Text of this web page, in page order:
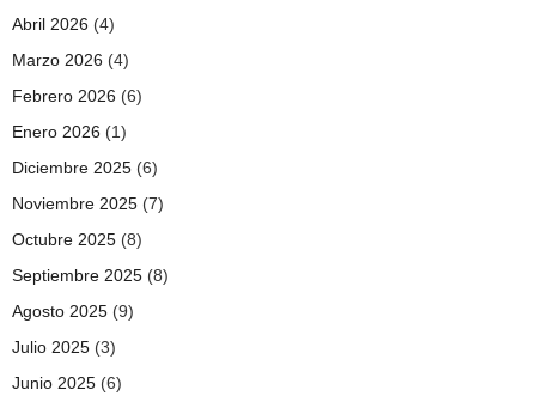
Abril 2026 (4)
Marzo 2026 (4)
Febrero 2026 (6)
Enero 2026 (1)
Diciembre 2025 (6)
Noviembre 2025 (7)
Octubre 2025 (8)
Septiembre 2025 (8)
Agosto 2025 (9)
Julio 2025 (3)
Junio 2025 (6)